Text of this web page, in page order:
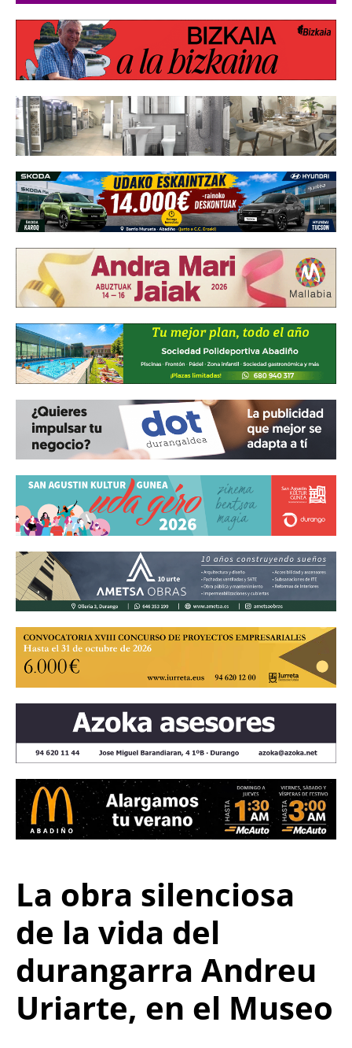
La obra silenciosa
de la vida del
durangarra Andreu
Uriarte, en el Museo